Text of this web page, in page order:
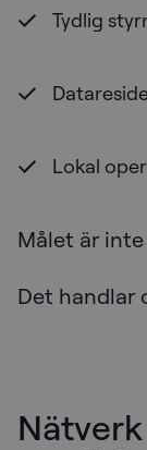
Tydlig
Lokal
Målet är
Det handlar